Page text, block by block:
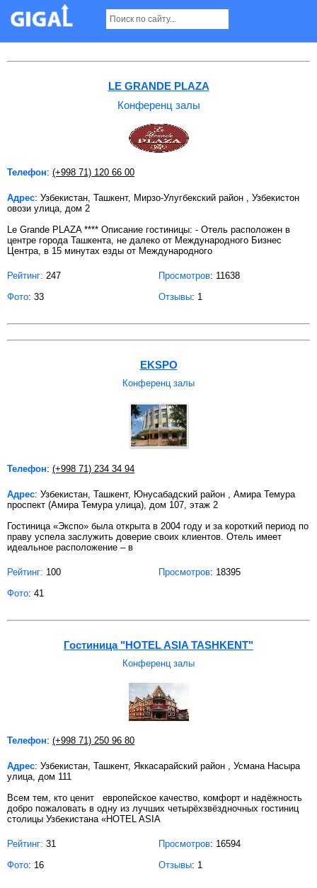
Конференц залы в Ташкенте
LE GRANDE PLAZA
Конференц залы
Телефон: (+998 71) 120 66 00
Адрес: Узбекистан, Ташкент, Мирзо-Улугбекский район , Узбекистон
овози улица, дом 2
Le Grande PLAZA **** Описание гостиницы: - Отель расположен в
центре города Ташкента, не далеко от Международного Бизнес
Центра, в 15 минутах езды от Международного
Рейтинг: 247 Просмотров: 11638
Фото: 33 Отзывы: 1
EKSPO
Конференц залы
Телефон: (+998 71) 234 34 94
Адрес: Узбекистан, Ташкент, Юнусабадский район , Амира Темура
проспект (Амира Темура улица), дом 107, этаж 2
Гостиница «Экспо» была открыта в 2004 году и за короткий период по
праву успела заслужить доверие своих клиентов. Отель имеет
идеальное расположение – в
Рейтинг: 100 Просмотров: 18395
Фото: 41
Гостиница "HOTEL ASIA TASHKENT"
Конференц залы
Телефон: (+998 71) 250 96 80
Адрес: Узбекистан, Ташкент, Яккасарайский район , Усмана Насыра
улица, дом 111
Всем тем, кто ценит европейское качество, комфорт и надёжность
добро пожаловать в одну из лучших четырёхзвёздночных гостиниц
столицы Узбекистана «HOTEL ASIA
Рейтинг: 31 Просмотров: 16594
Фото: 16 Отзывы: 1